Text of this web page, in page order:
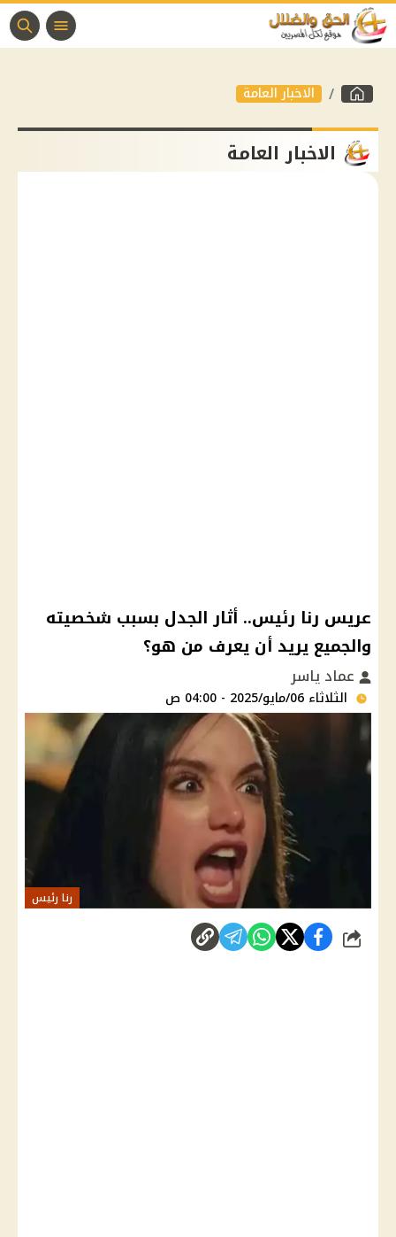
الاخبار العامة
الاخبار العامة
عريس رنا رئيس.. أثار الجدل بسبب شخصيته
والجميع يريد أن يعرف من هو؟
عماد ياسر
الثلاثاء 06/مايو/2025 - 04:00 ص
رنا رئيس
شارك